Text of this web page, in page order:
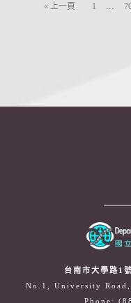
« 上一頁 1 ...
台南市大學路1
No.1, University